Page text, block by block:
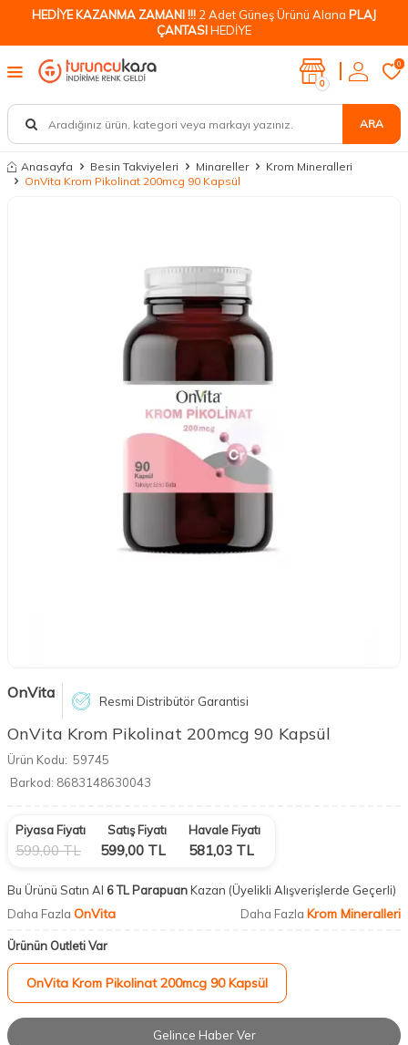
HEDİYE KAZANMA ZAMANI !!! 2 Adet Güneş Ürünü Alana PLAJ
ÇANTASIHEDİYE
ARA
0
0
Anasayfa Besin Takviyeleri Minareller
Krom Mineralleri
OnVita Krom Pikolinat 200mcg 90 Kapsül
OnVita Resmi Distribütör Garantisi
OnVita Krom Pikolinat 200mcg 90 Kapsül
Ürün Kodu: 59745
Barkod: 8683148630043
Piyasa Fiyatı
599,00TL
Satış Fiyatı
599,00 TL
Havale Fiyatı
581,03 TL
Bu Ürünü Satın Al 6 TL ParapuanKazan (Üyelikli Alışverişlerde Geçerli)
Daha Fazla OnVita Daha Fazla Krom Mineralleri
Ürünün Outleti Var
OnVita Krom Pikolinat 200mcg 90 Kapsül
Gelince Haber Ver